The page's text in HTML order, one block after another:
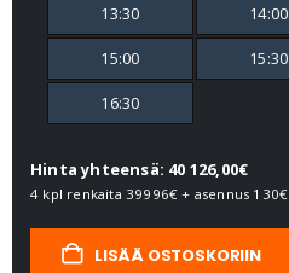
13:30 14:00
15:00 15:30
16:30
Hinta yhteensä: 40 126,00€
4 kpl renkaita 39996€ + asennus 130€
LISÄÄ OSTOSKORIIN